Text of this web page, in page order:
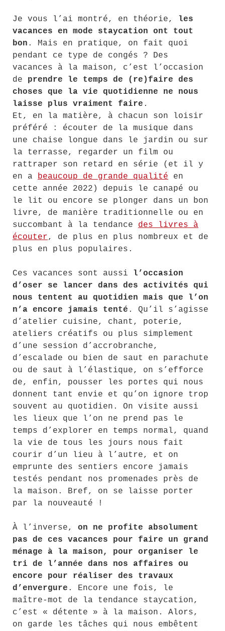
Je vous l’ai montré, en théorie, les
vacances en mode staycation ont tout
bon . Mais en pratique, on fait quoi
pendant ce type de congés ? Des
vacances à la maison, c’est l’occasion
de prendre le temps de (re)faire des
choses que la vie quotidienne ne nous
laisse plus vraiment faire .
Et, en la matière, à chacun son loisir
préféré : écouter de la musique dans
une chaise longue dans le jardin ou sur
la terrasse, regarder un film ou
rattraper son retard en série (et il y
en a beaucoup de grande qualité en
cette année 2022) depuis le canapé ou
le lit ou encore se plonger dans un bon
livre, de manière traditionnelle ou en
succombant à la tendance des livres à
écouter, de plus en plus nombreux et de
plus en plus populaires.
Ces vacances sont aussi l’occasion
d’oser se lancer dans des activités qui
nous tentent au quotidien mais que l’on
n’a encore jamais tenté . Qu’il s’agisse
d’atelier cuisine, chant, poterie,
ateliers créatifs ou plus simplement
d’une session d’accrobranche,
d’escalade ou bien de saut en parachute
ou de saut à l’élastique, on s’efforce
de, enfin, pousser les portes qui nous
donnent tant envie et qu’on ignore trop
souvent au quotidien. On visite aussi
les lieux que l’on ne prend pas le
temps d’explorer en temps normal, quand
la vie de tous les jours nous fait
courir d’un lieu à l’autre, et on
emprunte des sentiers encore jamais
testés pendant nos promenades près de
la maison. Bref, on se laisse porter
par la nouveauté !
À l’inverse, on ne profite absolument
pas de ces vacances pour faire un grand
ménage à la maison, pour organiser le
tri de l’année dans nos affaires ou
encore pour réaliser des travaux
d’envergure . Encore une fois, le
maître-mot de la tendance staycation,
c’est « détente » à la maison. Alors,
on garde les tâches qui nous embêtent